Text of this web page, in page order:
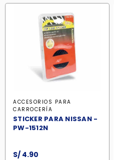
ACCESORIOS PARA
CARROCERÍA
STICKER PARA NISSAN -
PW-1512N
S/ 4.90